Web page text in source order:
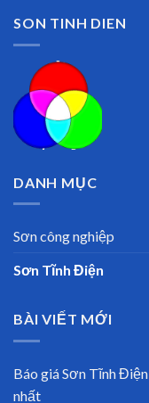
SON TINH DIEN
DANH MỤC
Sơn công nghiệp
Sơn Tĩnh Điện
BÀI VIẾT MỚI
Báo giá Sơn Tĩnh
nhất